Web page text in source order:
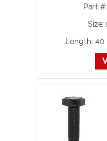
Part #:
Size:
Length: 40